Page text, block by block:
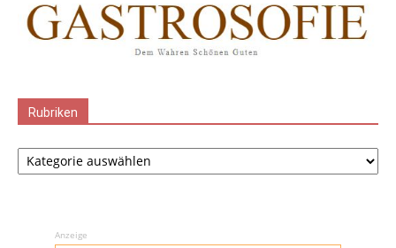
Rubriken
Rubriken
Anzeige